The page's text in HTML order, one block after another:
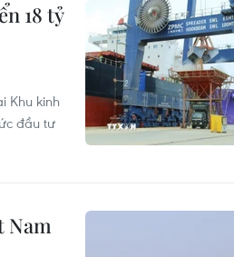
18 tỷ
Khu kinh
đầu tư
Nam